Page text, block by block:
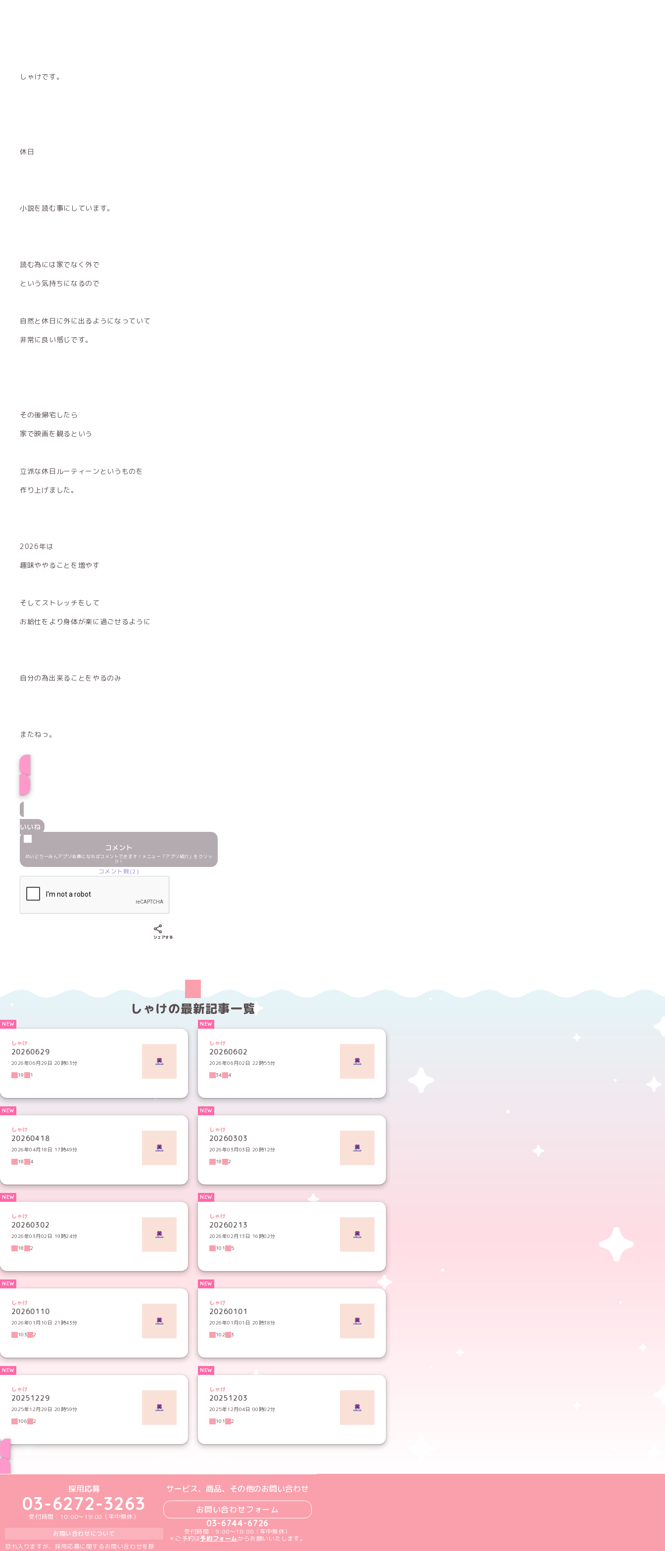
しゃけです。
休日
小説を読む事にしています。
読む為には家でなく外で
という気持ちになるので
自然と休日に外に出るようになっていて
非常に良い感じです。
その後帰宅したら
家で映画を観るという
立派な休日ルーティーンというものを
作り上げました。
2026年は
趣味ややることを増やす
そしてストレッチをして
お給仕をより身体が楽に過ごせるように
自分の為出来ることをやるのみ
またねっ。
いいね
コメント
めいどりーみんアプリ会員になればコメントできます！メニュー「アプリ紹介」をクリッ
ク！
コメント数(2)
シェアする
しゃけの最新記事一覧
しゃけ
20260629
2026年06月29日 20時03分
19
1
しゃけ
20260602
2026年06月02日 22時55分
34
4
しゃけ
20260418
2026年04月18日 17時49分
18
4
しゃけ
20260303
2026年03月03日 20時12分
18
2
しゃけ
20260302
2026年03月02日 19時24分
18
2
しゃけ
20260213
2026年02月13日 16時02分
101
5
しゃけ
20260110
2026年01月10日 21時43分
103
2
しゃけ
20260101
2026年01月01日 20時38分
102
3
しゃけ
20251229
2025年12月29日 20時59分
106
2
しゃけ
20251203
2025年12月04日 00時02分
101
2
めいどりーみんTikTok公式アカウント
めいどりーみんX公式アカウント
めいどりーみんInstagram公式アカウント
めいどりーみんFacebook公式アカウント
めいどりーみんYouTube公式アカウント
採用応募
03-6272-3263
受付時間：10:00～19:00（年中無休）
お問い合わせについて
恐れ入りますが、採用応募に関するお問い合わせを除
サービス、商品、その他のお問い合わせ
お問い合わせフォーム
03-6744-6726
受付時間：9:00～18:00（年中無休）
＊ご予約は予約フォームからお願いいたします。